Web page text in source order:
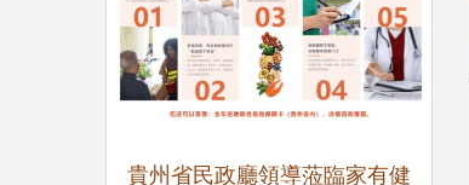
貴州省民政廳領導蒞臨家有健